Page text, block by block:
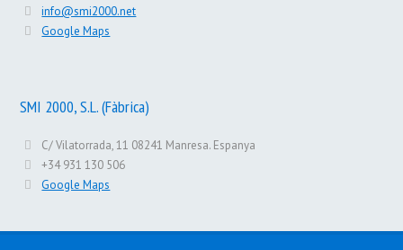
info@smi2000.net
Google Maps
SMI 2000, S.L. (Fàbrica)
C/ Vilatorrada, 11 08241 Manresa. Espanya
+34 931 130 506
Google Maps